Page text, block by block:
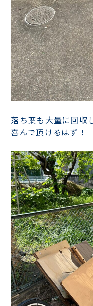
落ち葉も大量に回収
喜んで頂けるはず！